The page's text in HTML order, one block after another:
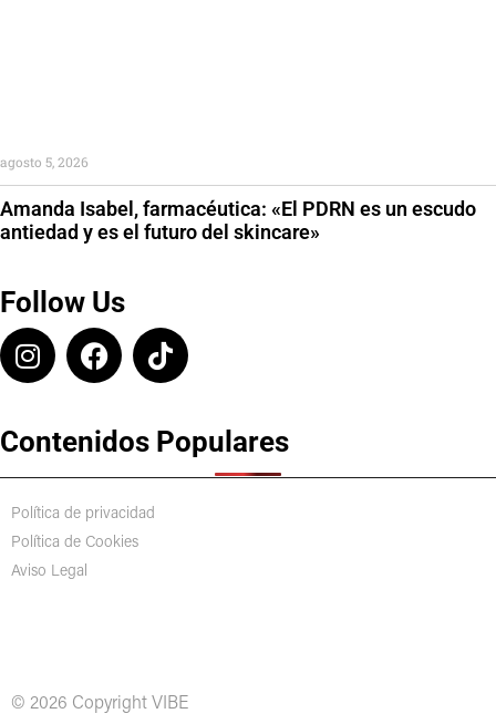
Amanda Isabel, farmacéutica: «El PDRN es un escudo
antiedad y es el futuro del skincare»
agosto 5, 2026
Follow Us
Contenidos Populares
Política de privacidad
Política de Cookies
Aviso Legal
© 2026 Copyright VIBE